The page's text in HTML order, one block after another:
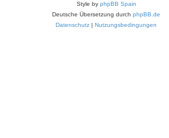
Style by phpBB Spain
Deutsche Übersetzung durch phpBB.de
Datenschutz | Nutzungsbedingungen